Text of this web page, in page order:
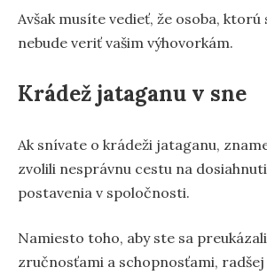
Avšak musíte vedieť, že osoba,
nebude veriť vašim výhovorkám.
Krádež jataganu v sne
Ak snívate o krádeži jataganu,
zvolili nesprávnu cestu na
postavenia v spoločnosti.
Namiesto toho, aby ste sa
zručnosťami a schopnosťami, radšej